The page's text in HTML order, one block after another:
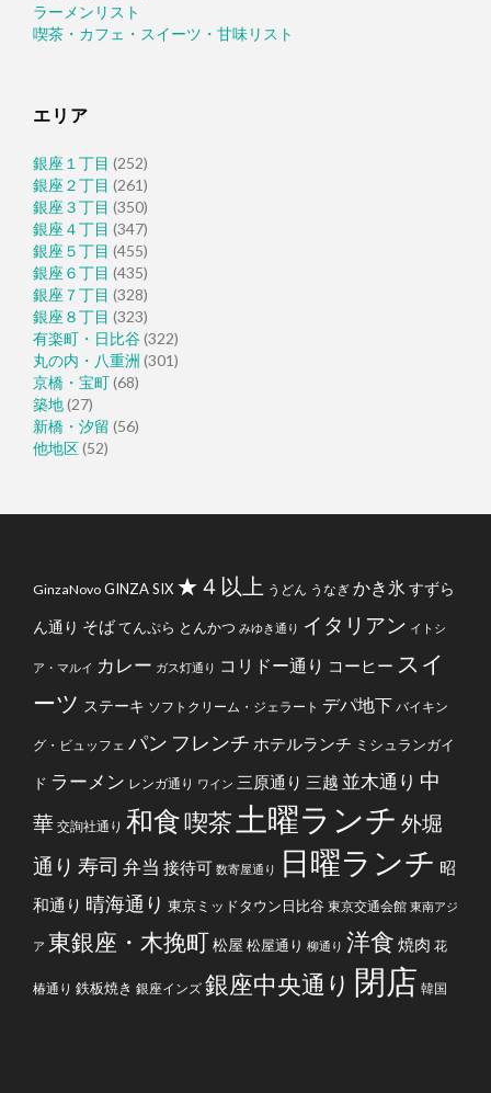
ラーメンリスト
喫茶・カフェ・スイーツ・甘味リスト
エリア
銀座１丁目 (252)
銀座２丁目 (261)
銀座３丁目 (350)
銀座４丁目 (347)
銀座５丁目 (455)
銀座６丁目 (435)
銀座７丁目 (328)
銀座８丁目 (323)
有楽町・日比谷(322)
丸の内・八重洲 (301)
京橋・宝町(68)
築地(27)
新橋・汐留 (56)
他地区(52)
GinzaNovo GINZA SIX ★４以上 うどん うなぎ かき氷 すずら
ん通り そばてんぷら とんかつ みゆき通り イタリアン イトシ
ア・マルイ カレー ガス灯通り コリドー通り コーヒー スイ
ーツ ステーキ ソフトクリーム・ジェラート デパ地下 バイキン
グ・ビュッフェ パン フレンチ ホテルランチ ミシュランガイ
ド ラーメン レンガ通り ワイン 三原通り 三越 並木通り 中
華 交詢社通り 和食喫茶 土曜ランチ 外堀
通り 寿司 弁当 接待可 数寄屋通り 日曜ランチ 昭
和通り 晴海通り 東京ミッドタウン日比谷 東京交通会館 東南アジ
ア 東銀座・木挽町松屋 松屋通り 柳通り 洋食 焼肉 花
椿通り 鉄板焼き 銀座インズ 銀座中央通り 閉店 韓国